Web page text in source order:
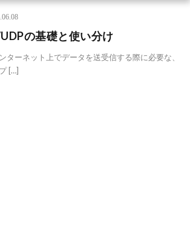
の基礎と使い分け
ターネット上でデータを送受信する際に必要な、
[…]